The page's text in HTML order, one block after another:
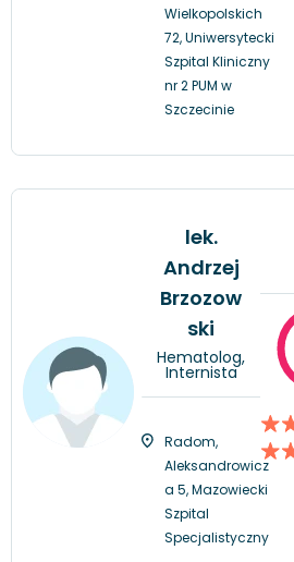
Wielkopolskich
72, Uniwersytecki
Szpital Kliniczny
nr 2 PUM w
Szczecinie
lek.
Andrzej
Brzozow
ski
Hematolog,
Internista
Radom,
Aleksandrowicz
a 5, Mazowiecki
Szpital
Specjalistyczny